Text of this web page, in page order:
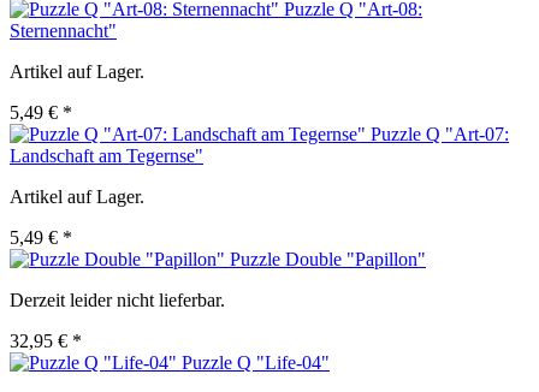
Puzzle Q "Art-08:
Sternennacht"
Artikel auf Lager.
5,49 € *
Puzzle Q "Art-07:
Landschaft am Tegernse"
Artikel auf Lager.
5,49 € *
Puzzle Double "Papillon"
Derzeit leider nicht lieferbar.
32,95 € *
Puzzle Q "Life-04"